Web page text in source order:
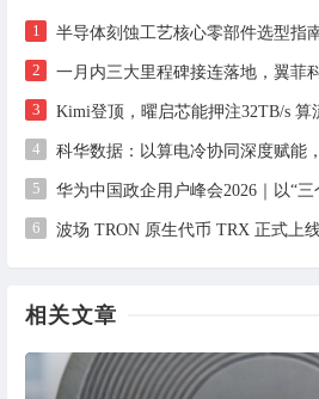
1
2 一月内三大里程碑接连落地，翼菲
3
4
5
6
相关文章